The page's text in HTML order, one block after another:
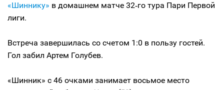
«Шиннику» в домашнем матче 32‑го тура Пари Первой
лиги.
Встреча завершилась со счетом 1:0 в пользу гостей.
Гол забил Артем Голубев.
«Шинник» с 46 очками занимает восьмое место